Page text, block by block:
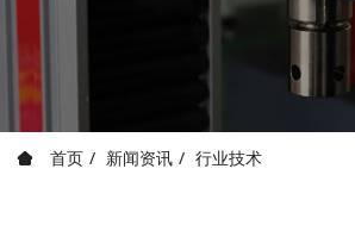
首页 新闻资讯 行业技术